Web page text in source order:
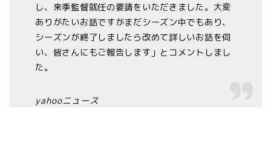
し、来季監督就任の要請をいただきました。大変
ありがたいお話ですがまだシーズン中でもあり、
シーズンが終了しましたら改めて詳しいお話を伺
い、皆さんにもご報告します」とコメントしまし
た。
yahooニュース